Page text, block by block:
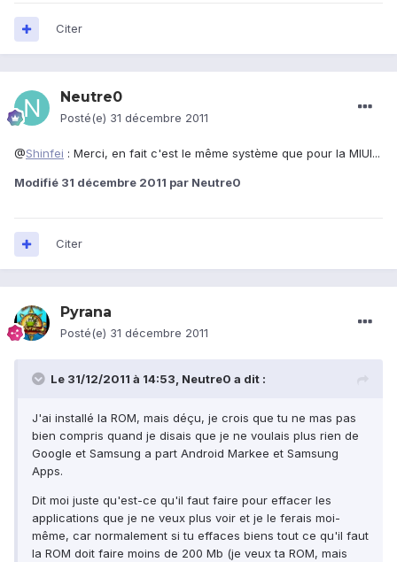
Citer
Neutre0
Posté(e) 31 décembre 2011
@Shinfei : Merci, en fait c'est le même système que pour la MIUI...
Modifié 31 décembre 2011 par Neutre0
Citer
Pyrana
Posté(e) 31 décembre 2011
Le 31/12/2011 à 14:53, Neutre0 a dit :
J'ai installé la ROM, mais déçu, je crois que tu ne mas pas
bien compris quand je disais que je ne voulais plus rien de
Google et Samsung a part Android Markee et Samsung
Apps.
Dit moi juste qu'est-ce qu'il faut faire pour effacer les
applications que je ne veux plus voir et je le ferais moi-
même, car normalement si tu effaces biens tout ce qu'il faut
la ROM doit faire moins de 200 Mb (je veux ta ROM, mais